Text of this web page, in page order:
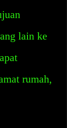
lain ke
rumah,